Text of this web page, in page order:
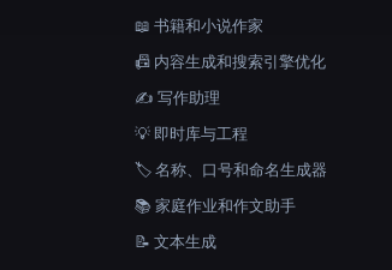
📖 书籍和小说作家
📠 内容生成和搜索引擎优化
✍️ 写作助理
💡 即时库与工程
🏷️ 名称、口号和命名生成器
📚 家庭作业和作文助手
📝 文本生成